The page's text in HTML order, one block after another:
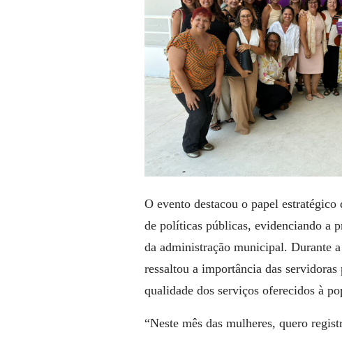
O evento destacou o papel
de políticas públicas, evidenciando a
da administração municipal. Durante
ressaltou a importância das
qualidade dos serviços oferecidos à
“Neste mês das mulheres, quero